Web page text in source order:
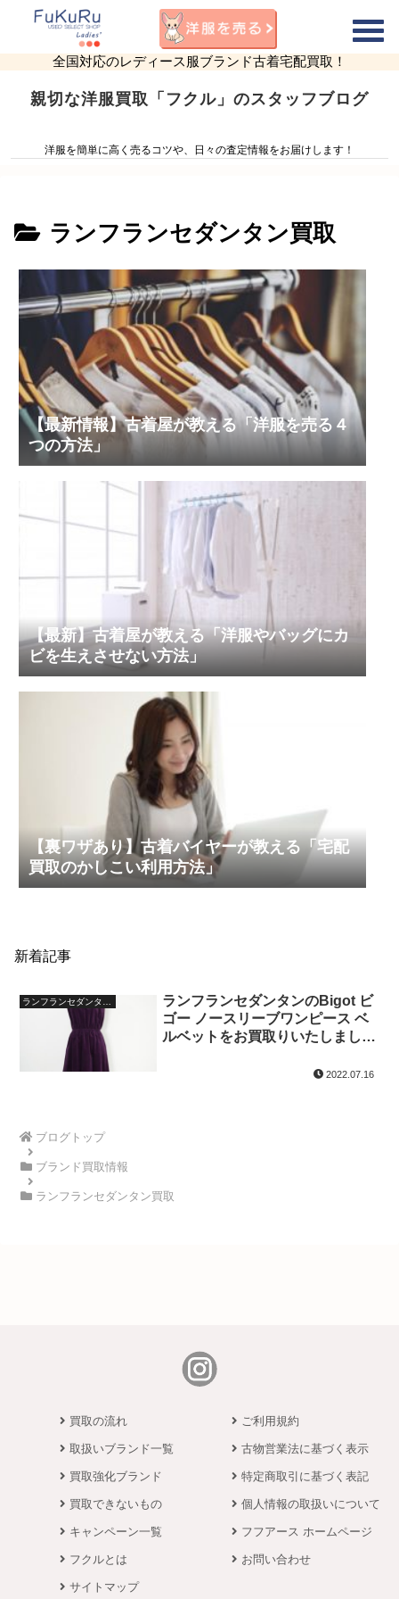
全国対応のレディース服ブランド古着宅配買取！
親切な洋服買取「フクル」のスタッフブログ
洋服を簡単に高く売るコツや、日々の査定情報をお届けします！
ランフランセダンタン買取
【最新情報】古着屋が教える「洋服を売る４
つの方法」
【最新】古着屋が教える「洋服やバッグにカ
ビを生えさせない方法」
【裏ワザあり】古着バイヤーが教える「宅配
買取のかしこい利用方法」
新着記事
ランフランセダンタンのBigot ビ
ゴー ノースリーブワンピース ベ
ルベットをお買取りいたしまし
2022.07.16
ブログトップ
ブランド買取情報
ランフランセダンタン買取
買取の流れ
取扱いブランド一覧
買取強化ブランド
買取できないもの
キャンペーン一覧
フクルとは
サイトマップ
ご利用規約
古物営業法に基づく表示
特定商取引に基づく表記
個人情報の取扱いについて
フフアース ホームページ
お問い合わせ